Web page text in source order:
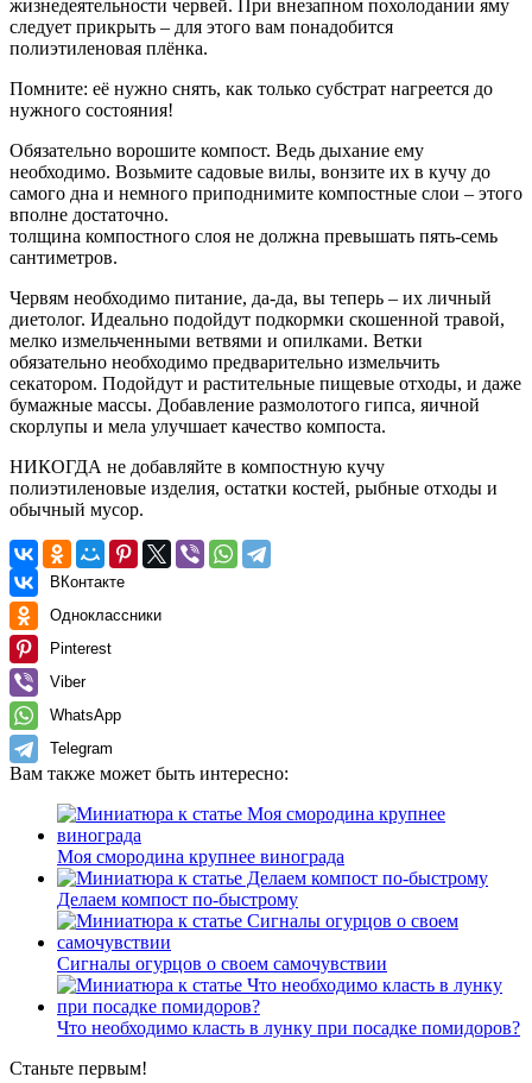
жизнедеятельности червей. При внезапном похолодании яму
следует прикрыть – для этого вам понадобится
полиэтиленовая плёнка.
Помните: её нужно снять, как только субстрат нагреется до
нужного состояния!
Обязательно ворошите компост. Ведь дыхание ему
необходимо. Возьмите садовые вилы, вонзите их в кучу до
самого дна и немного приподнимите компостные слои – этого
вполне достаточно.
толщина компостного слоя не должна превышать пять-семь
сантиметров.
Червям необходимо питание, да-да, вы теперь – их личный
диетолог. Идеально подойдут подкормки скошенной травой,
мелко измельченными ветвями и опилками. Ветки
обязательно необходимо предварительно измельчить
секатором. Подойдут и растительные пищевые отходы, и даже
бумажные массы. Добавление размолотого гипса, яичной
скорлупы и мела улучшает качество компоста.
НИКОГДА не добавляйте в компостную кучу
полиэтиленовые изделия, остатки костей, рыбные отходы и
обычный мусор.
ВКонтакте
Одноклассники
Pinterest
Viber
WhatsApp
Telegram
Вам также может быть интересно:
Моя смородина крупнее винограда
Делаем компост по-быстрому
Сигналы огурцов о своем самочувствии
Что необходимо класть в лунку при посадке помидоров?
Станьте первым!